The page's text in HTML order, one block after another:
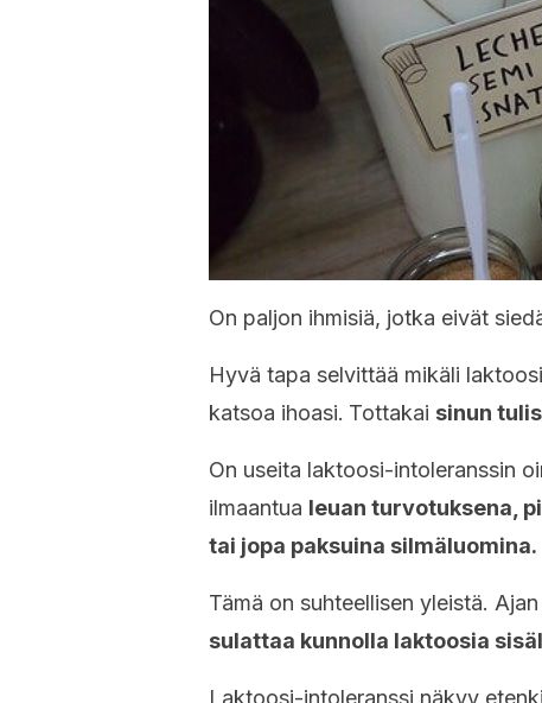
On paljon ihmisiä, jotka eivät
Hyvä tapa selvittää mikäli
katsoa ihoasi. Tottakai sinun
On useita laktoosi-intoleranssin
ilmaantua leuan turvotuksena,
tai jopa paksuina silmäluomina.
Tämä on suhteellisen yleistä.
sulattaa kunnolla laktoosia
Laktoosi-intoleranssi näkyy